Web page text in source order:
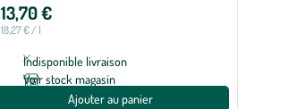
13,70 €
18,27 € / l
Indisponible livraison
Voir stock magasin
Ajouter au panier